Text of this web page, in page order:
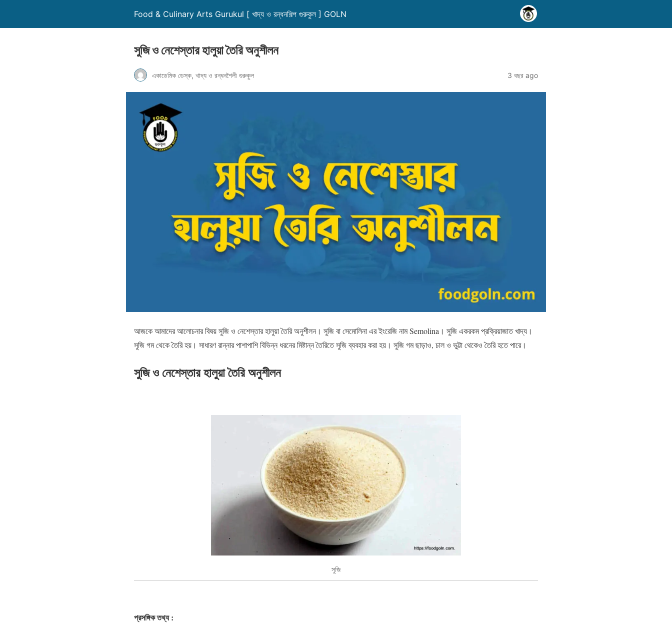
Food & Culinary Arts Gurukul [ খাদ্য ও রন্ধনশিল্প গুরুকুল ] GOLN
সুজি ও নেশেস্তার হালুয়া তৈরি অনুশীলন
একাডেমিক ডেস্ক, খাদ্য ও রন্ধনশৈলী গুরুকুল 3 বছর ago
আজকে আমাদের আলোচনার বিষয় সুজি ও নেশেস্তার হালুয়া তৈরি অনুশীলন। সুজি বা সেমোলিনা এর ইংরেজি নাম Semolina। সুজি একরকম প্রক্রিয়াজাত খাদ্য।
সুজি গম থেকে তৈরি হয়। সাধারণ রান্নার পাশাপাশি বিভিন্ন ধরনের মিষ্টান্ন তৈরিতে সুজি ব্যবহার করা হয়। সুজি গম ছাড়াও, চাল ও ভুট্টা থেকেও তৈরি হতে পারে।
সুজি ও নেশেস্তার হালুয়া তৈরি অনুশীলন
সুজি
প্রসঙ্গিক তথ্য :